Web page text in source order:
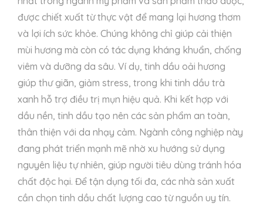
được chiết xuất từ thực vật để mang lại hương thơm
và lợi ích sức khỏe. Chúng không chỉ giúp cải thiện
mùi hương mà còn có tác dụng kháng khuẩn, chống
viêm và dưỡng da sâu. Ví dụ, tinh dầu oải hương
giúp thư giãn, giảm stress, trong khi tinh dầu trà
xanh hỗ trợ điều trị mụn hiệu quả. Khi kết hợp với
dầu nền, tinh dầu tạo nên các sản phẩm an toàn,
thân thiện với da nhạy cảm. Ngành công nghiệp này
đang phát triển mạnh mẽ nhờ xu hướng sử dụng
nguyên liệu tự nhiên, giúp người tiêu dùng tránh hóa
chất độc hại. Để tận dụng tối đa, các nhà sản xuất
cần chọn tinh dầu chất lượng cao từ nguồn uy tín.